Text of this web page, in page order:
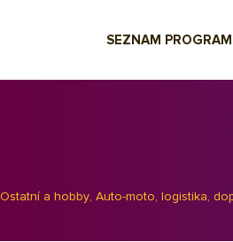
SEZNAM
Ostatní a hobby, Auto-moto, logistika,